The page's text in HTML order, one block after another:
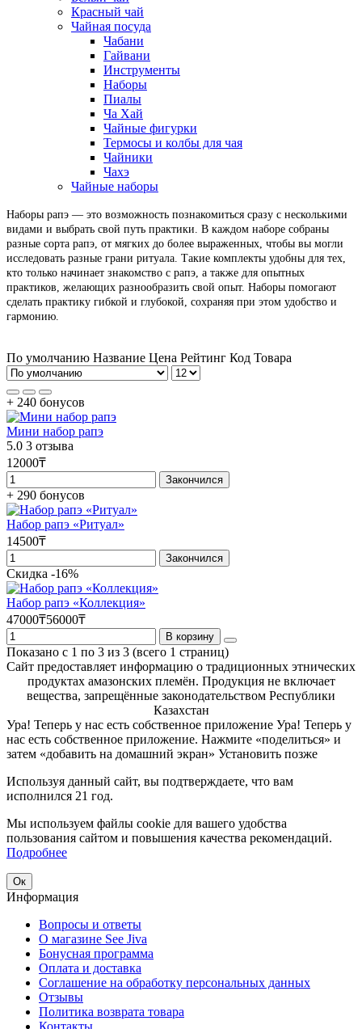
Красный чай
Чайная посуда
Чабани
Гайвани
Инструменты
Наборы
Пиалы
Ча Хай
Чайные фигурки
Термосы и колбы для чая
Чайники
Чахэ
Чайные наборы
Наборы рапэ — это возможность познакомиться сразу с несколькими
видами и выбрать свой путь практики. В каждом наборе собраны
разные сорта рапэ, от мягких до более выраженных, чтобы вы могли
исследовать разные грани ритуала. Такие комплекты удобны для тех,
кто только начинает знакомство с рапэ, а также для опытных
практиков, желающих разнообразить свой опыт. Наборы помогают
сделать практику гибкой и глубокой, сохраняя при этом удобство и
гармонию.
По умолчанию Название Цена Рейтинг Код Товара
+ 240 бонусов
Мини набор рапэ
5.0 3 отзыва
12000₸
Закончился
+ 290 бонусов
Набор рапэ «Ритуал»
14500₸
Закончился
Скидка -16%
Набор рапэ «Коллекция»
47000₸56000₸
В корзину
Показано с 1 по 3 из 3 (всего 1 страниц)
Сайт предоставляет информацию о традиционных этнических
продуктах амазонских племён. Продукция не включает
вещества, запрещённые законодательством Республики
Казахстан
Ура! Теперь у нас есть собственное приложение Ура! Теперь у
нас есть собственное приложение. Нажмите «поделиться» и
затем «добавить на домашний экран» Установить позже
Используя данный сайт, вы подтверждаете, что вам
исполнился 21 год.
Мы используем файлы cookie для вашего удобства
пользования сайтом и повышения качества рекомендаций.
Подробнее
Ок
Информация
Вопросы и ответы
О магазине See Jiva
Бонусная программа
Оплата и доставка
Соглашение на обработку персональных данных
Отзывы
Политика возврата товара
Контакты